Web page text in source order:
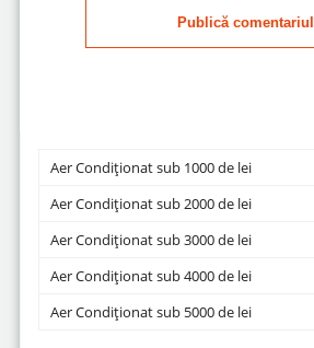
Publică comentariul
Aer Condiționat sub 1000 de lei
Aer Condiționat sub 2000 de lei
Aer Condiționat sub 3000 de lei
Aer Condiționat sub 4000 de lei
Aer Condiționat sub 5000 de lei